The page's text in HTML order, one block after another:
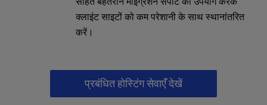
क्लाइंट साइटों को कम परेशानी के साथ स्थानांतरित
करें।
प्रबंधित होस्टिंग सेवाएँ देखें